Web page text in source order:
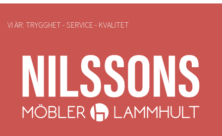
VI ÄR: TRYGGHET - SERVICE - KVALITET